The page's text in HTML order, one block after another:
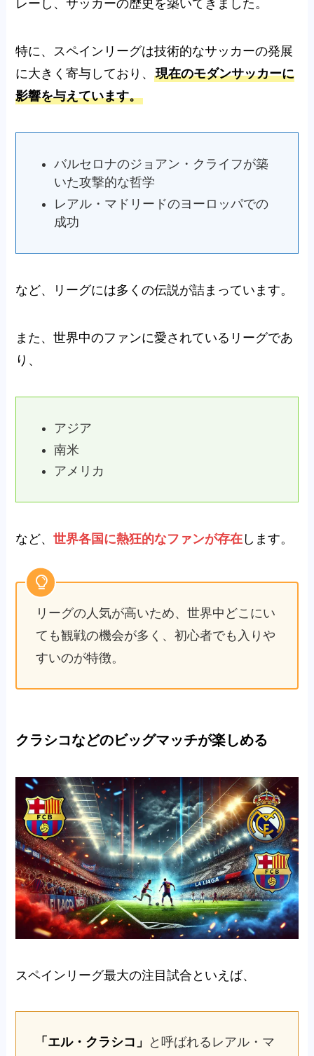
レーし、サッカーの歴史を築いてきました。
特に、スペインリーグは技術的なサッカーの発展
に大きく寄与しており、現在のモダンサッカーに
影響を与えています。
バルセロナのジョアン・クライフが築
いた攻撃的な哲学
レアル・マドリードのヨーロッパでの
成功
など、リーグには多くの伝説が詰まっています。
また、世界中のファンに愛されているリーグであ
り、
アジア
南米
アメリカ
など、世界各国に熱狂的なファンが存在 します。
リーグの人気が高いため、世界中どこにい
ても観戦の機会が多く、初心者でも入りや
すいのが特徴。
クラシコなどのビッグマッチが楽しめる
スペインリーグ最大の注目試合といえば、
「エル・クラシコ」
と呼ばれるレアル・マ